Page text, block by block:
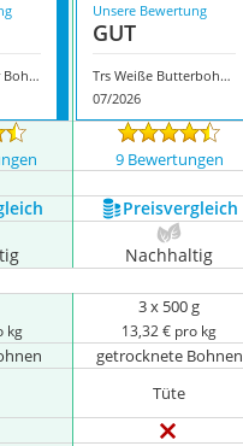
Biona Bio Butter Bohnen
Unsere Bewertung
GUT
Trs Weiße Butterbohnen
07/2026
9 Bewertungen
Preis­vergleich
Nachhaltig
kg
3 x 500 g
13,32 € pro kg
getrocknete Bohnen
Tüte